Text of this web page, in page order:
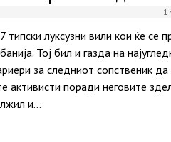
типски луксузни вили кои ќе
Тој бил и газда на
за следниот сопственик
активисти поради неговите
и…